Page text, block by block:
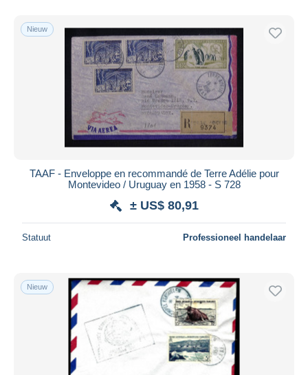
Nieuw
TAAF - Enveloppe en recommandé de Terre Adélie pour
Montevideo / Uruguay en 1958 - S 728
± US$ 80,91
Statuut Professioneel handelaar
Nieuw